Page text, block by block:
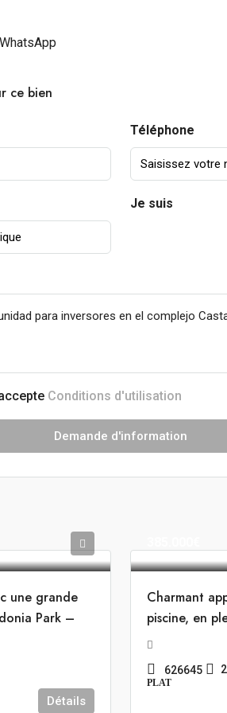
WhatsApp
ce bien
Téléphone
Je suis
Conditions d'utilisation
Demande d'information
une grande
Park –
Détails
Charmant
piscine, en
626645 2
PLAT